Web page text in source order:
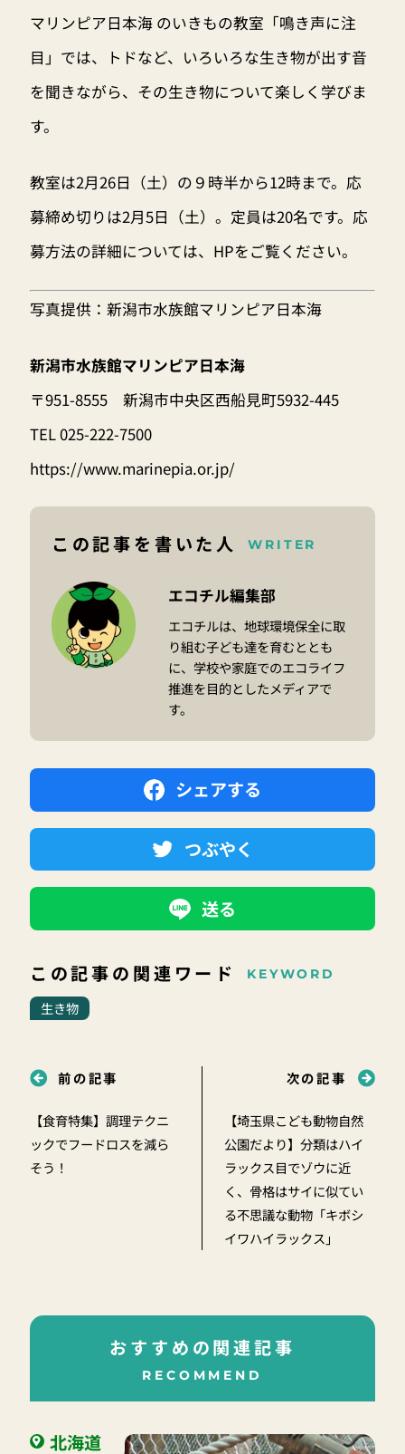
マリンピア日本海 のいきもの教室「鳴き声に注
目」では、トドなど、いろいろな生き物が出す音
を聞きながら、その生き物について楽しく学びま
す。
教室は2月26日（土）の９時半から12時まで。応
募締め切りは2月5日（土）。定員は20名です。応
募方法の詳細については、HPをご覧ください。
写真提供：新潟市水族館マリンピア日本海
新潟市水族館マリンピア日本海
〒951-8555 新潟市中央区西船見町5932-445
TEL 025-222-7500
https://www.marinepia.or.jp/
この記事を書いた人 WRITER
エコチル編集部
エコチルは、地球環境保全に取
り組む子ども達を育むととも
に、学校や家庭でのエコライフ
推進を目的としたメディアで
す。
シェアする
つぶやく
送る
この記事の関連ワード KEYWORD
生き物
前の記事
【食育特集】調理テクニ
ックでフードロスを減ら
そう！
次の記事
【埼玉県こども動物自然
公園だより】分類はハイ
ラックス目でゾウに近
く、骨格はサイに似てい
る不思議な動物「キボシ
イワハイラックス」
おすすめの関連記事
RECOMMEND
北海道